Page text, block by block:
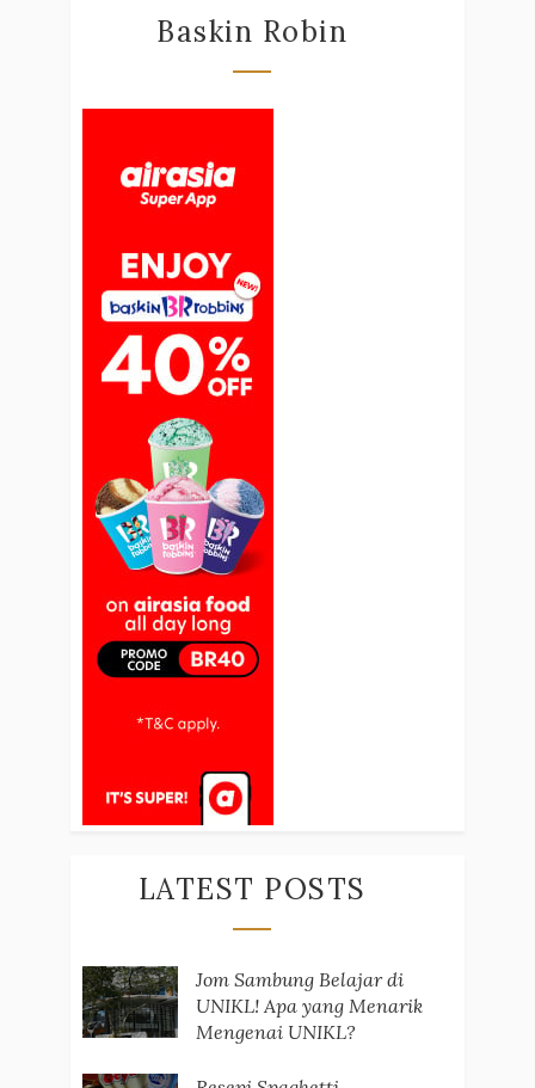
Baskin Robin
LATEST POSTS
Jom Sambung Belajar di
UNIKL! Apa yang Menarik
Mengenai UNIKL?